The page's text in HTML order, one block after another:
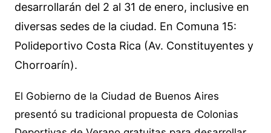
desarrollarán del 2 al 31 de enero, inclusive en
diversas sedes de la ciudad. En Comuna 15:
Polideportivo Costa Rica (Av. Constituyentes y
Chorroarín).
El Gobierno de la Ciudad de Buenos Aires
presentó su tradicional propuesta de Colonias